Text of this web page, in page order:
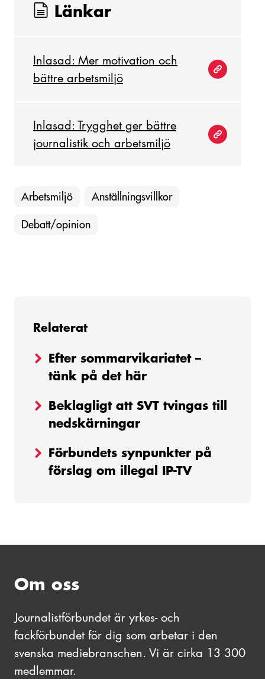
Länkar
Inlasad: Mer motivation och
bättre arbetsmiljö
Inlasad: Trygghet ger bättre
journalistik och arbetsmiljö
Arbetsmiljö Anställningsvillkor
Debatt/opinion
Relaterat
Efter sommarvikariatet –
tänk på det här
Beklagligt att SVT tvingas till
nedskärningar
Förbundets synpunkter på
förslag om illegal IP-TV
Om oss
Journalistförbundet är yrkes- och
fackförbundet för dig som arbetar i den
svenska mediebranschen. Vi är cirka 13 300
medlemmar.